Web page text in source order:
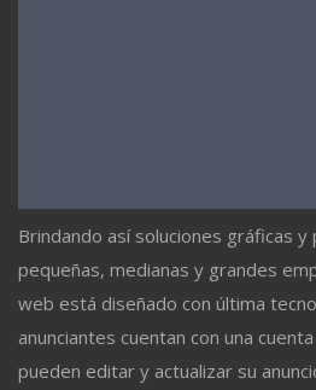
Brindando así soluciones gráficas
pequeñas, medianas y grandes
web está diseñado con última
anunciantes cuentan con una
pueden editar y actualizar su